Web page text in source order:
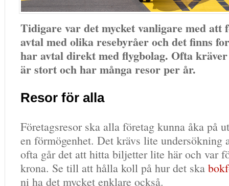
Tidigare var det mycket vanligare med att
avtal med olika resebyråer och det finns
har avtal direkt med flygbolag. Ofta
är stort och har många resor per år.
Resor för alla
Företagsresor ska alla företag kunna åka på
en förmögenhet. Det krävs lite undersökning
ofta går det att hitta biljetter lite här och var
krona. Se till att hålla koll på hur det ska
ni ha det mycket enklare också.